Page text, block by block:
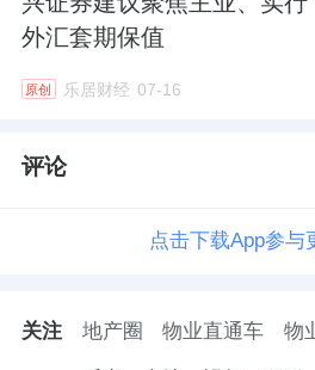
外汇套期保值
原创 乐居财经 07-16
评论
点击下载App参与
关注 地产圈 物业直通车 物